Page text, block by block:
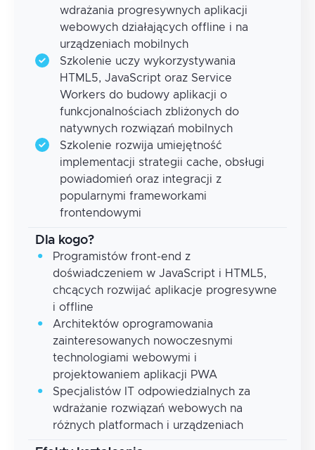
wdrażania progresywnych aplikacji
webowych działających offline i na
urządzeniach mobilnych
Szkolenie uczy wykorzystywania
HTML5, JavaScript oraz Service
Workers do budowy aplikacji o
funkcjonalnościach zbliżonych do
natywnych rozwiązań mobilnych
Szkolenie rozwija umiejętność
implementacji strategii cache, obsługi
powiadomień oraz integracji z
popularnymi frameworkami
frontendowymi
Dla kogo?
Programistów front-end z
doświadczeniem w JavaScript i HTML5,
chcących rozwijać aplikacje progresywne
i offline
Architektów oprogramowania
zainteresowanych nowoczesnymi
technologiami webowymi i
projektowaniem aplikacji PWA
Specjalistów IT odpowiedzialnych za
wdrażanie rozwiązań webowych na
różnych platformach i urządzeniach